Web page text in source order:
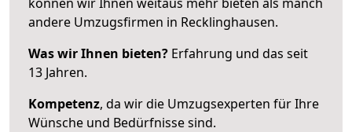
andere Umzugsfirmen in Recklinghausen.
Was wir Ihnen bieten? Erfahrung und das seit
13 Jahren.
Kompetenz, da wir die Umzugsexperten für Ihre
Wünsche und Bedürfnisse sind.